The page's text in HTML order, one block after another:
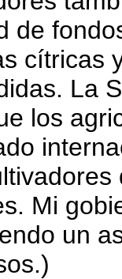
de
cítricas
La
los
Mi
un